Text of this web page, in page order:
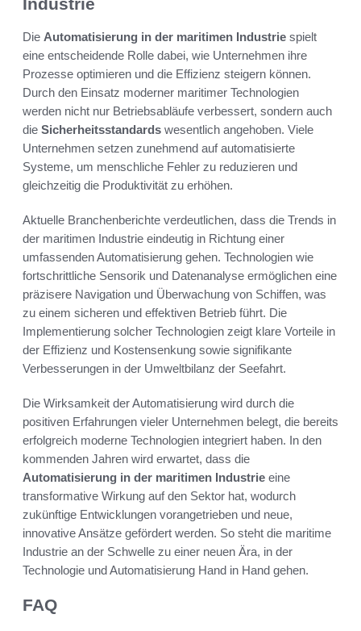
Industrie
Die Automatisierung in der maritimen Industrie spielt
eine entscheidende Rolle dabei, wie Unternehmen ihre
Prozesse optimieren und die Effizienz steigern können.
Durch den Einsatz moderner maritimer Technologien
werden nicht nur Betriebsabläufe verbessert, sondern auch
die Sicherheitsstandards wesentlich angehoben. Viele
Unternehmen setzen zunehmend auf automatisierte
Systeme, um menschliche Fehler zu reduzieren und
gleichzeitig die Produktivität zu erhöhen.
Aktuelle Branchenberichte verdeutlichen, dass die Trends in
der maritimen Industrie eindeutig in Richtung einer
umfassenden Automatisierung gehen. Technologien wie
fortschrittliche Sensorik und Datenanalyse ermöglichen eine
präzisere Navigation und Überwachung von Schiffen, was
zu einem sicheren und effektiven Betrieb führt. Die
Implementierung solcher Technologien zeigt klare Vorteile in
der Effizienz und Kostensenkung sowie signifikante
Verbesserungen in der Umweltbilanz der Seefahrt.
Die Wirksamkeit der Automatisierung wird durch die
positiven Erfahrungen vieler Unternehmen belegt, die bereits
erfolgreich moderne Technologien integriert haben. In den
kommenden Jahren wird erwartet, dass die
Automatisierung in der maritimen Industrie eine
transformative Wirkung auf den Sektor hat, wodurch
zukünftige Entwicklungen vorangetrieben und neue,
innovative Ansätze gefördert werden. So steht die maritime
Industrie an der Schwelle zu einer neuen Ära, in der
Technologie und Automatisierung Hand in Hand gehen.
FAQ